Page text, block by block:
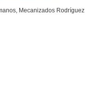
Mecanizados Rodríguez